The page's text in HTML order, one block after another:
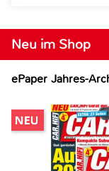
Neu im Shop
ePaper Jahres-